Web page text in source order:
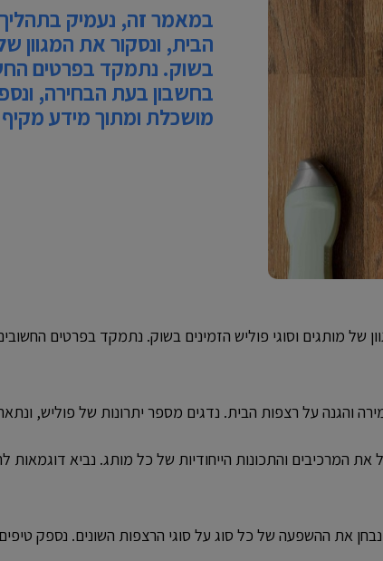
במאמר זה, נעמיק
הבית, ונסקור את המגוון
בשוק. נתמקד בפרטים
בחשבון בעת הבחירה,
מושכלת ומתוך מידע מקיף
של מותגים וסוגי פוליש הזמינים בשוק. נתמקד בפרטים
והגנה על רצפות הבית. נדגים מספר יתרונות של פוליש,
המרכיבים והתכונות הייחודיות של כל מותג. נביא דוגמאות
ונבחן את ההשפעה של כל סוג על סוגי הרצפות השונים. נספק